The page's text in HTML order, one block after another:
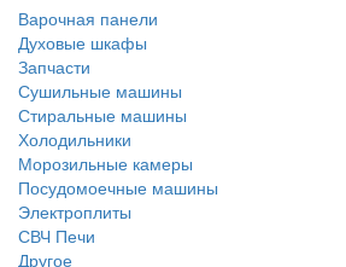
Варочная панели
Духовые шкафы
Запчасти
Сушильные машины
Стиральные машины
Холодильники
Морозильные камеры
Посудомоечные машины
Электроплиты
СВЧ Печи
Другое